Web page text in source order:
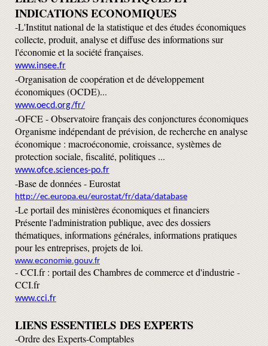
INDICATIONS ECONOMIQUES
-L'Institut national de la statistique et des études économiques
collecte, produit, analyse et diffuse des informations sur
l'économie et la société françaises.
www.insee.fr
-Organisation de coopération et de développement
économiques (OCDE)...
www.oecd.org/fr/
-OFCE - Observatoire français des conjonctures économiques
Organisme indépendant de prévision, de recherche en analyse
économique : macroéconomie, croissance, systèmes de
protection sociale, fiscalité, politiques ...
www.ofce.sciences-po.fr
-Base de données - Eurostat
http://ec.europa.eu/eurostat/fr/data/database
-Le portail des ministères économiques et financiers
Présente l'administration publique, avec des dossiers
thématiques, informations générales, informations pratiques
pour les entreprises, projets de loi.
www.economie.gouv.fr
-CCI.fr : portail des Chambres de commerce et d'industrie -
CCI.fr
www.cci.fr
LIENS ESSENTIELS DES EXPERTS
-Ordre des Experts-Comptables